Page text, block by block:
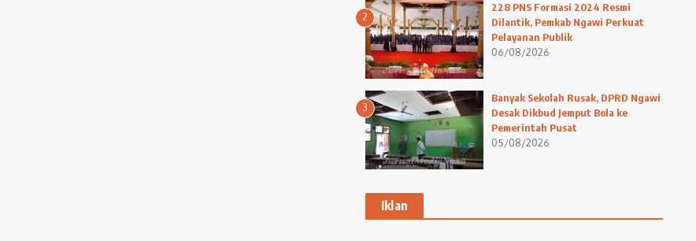
2
228 PNS Formasi 2024 Resmi
Dilantik, Pemkab Ngawi Perkuat
Pelayanan Publik
06/08/2026
3
Banyak Sekolah Rusak, DPRD Ngawi
Desak Dikbud Jemput Bola ke
Pemerintah Pusat
05/08/2026
Iklan